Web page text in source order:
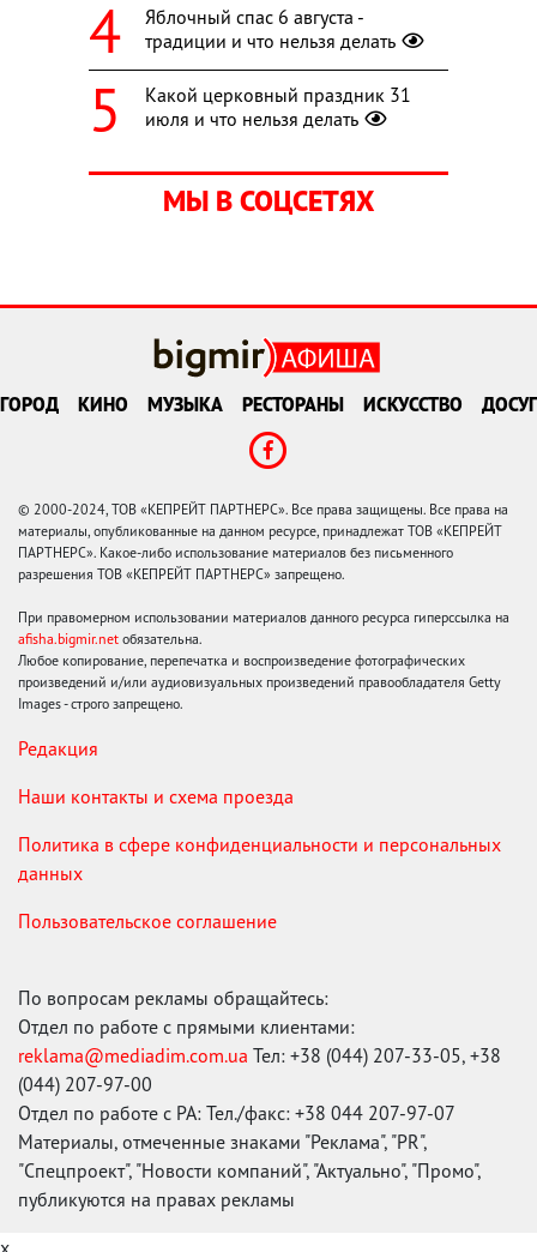
Яблочный спас 6 августа -
традиции и что нельзя делать
Какой церковный праздник 31
июля и что нельзя делать
МЫ В СОЦСЕТЯХ
ГОРОД КИНО МУЗЫКА РЕСТОРАНЫ ИСКУССТВО ДОСУГ
© 2000-2024, ТОВ «КЕПРЕЙТ ПАРТНЕРС». Все права защищены. Все права на
материалы, опубликованные на данном ресурсе, принадлежат ТОВ «КЕПРЕЙТ
ПАРТНЕРС». Какое-либо использование материалов без письменного
разрешения ТОВ «КЕПРЕЙТ ПАРТНЕРС» запрещено.
При правомерном использовании материалов данного ресурса гиперссылка на
afisha.bigmir.net обязательна.
Любое копирование, перепечатка и воспроизведение фотографических
произведений и/или аудиовизуальных произведений правообладателя Getty
Images - строго запрещено.
Редакция
Наши контакты и схема проезда
Политика в сфере конфиденциальности и персональных
данных
Пользовательское соглашение
По вопросам рекламы обращайтесь:
Отдел по работе с прямыми клиентами:
reklama@mediadim.com.ua Тел: +38 (044) 207-33-05, +38
(044) 207-97-00
Отдел по работе с РА: Тел./факс: +38 044 207-97-07
Материалы, отмеченные знаками "Реклама", "PR",
"Спецпроект", "Новости компаний", "Актуально", "Промо",
публикуются на правах рекламы